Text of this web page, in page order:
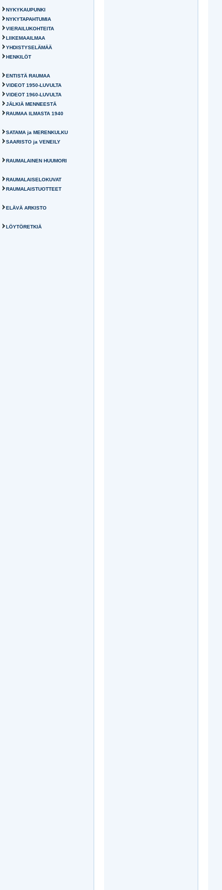
NYKYKAUPUNKI
NYKYTAPAHTUMIA
VIERAILUKOHTEITA
LIIKEMAAILMAA
YHDISTYSELÄMÄÄ
HENKILÖT
ENTISTÄ RAUMAA
VIDEOT 1950-LUVULTA
VIDEOT 1960-LUVULTA
JÄLKIÄ MENNEESTÄ
RAUMAA ILMASTA 1940
SATAMA ja MERENKULKU
SAARISTO ja VENEILY
RAUMALAINEN HUUMORI
RAUMALAISELOKUVAT
RAUMALAISTUOTTEET
ELÄVÄ ARKISTO
LÖYTÖRETKIÄ